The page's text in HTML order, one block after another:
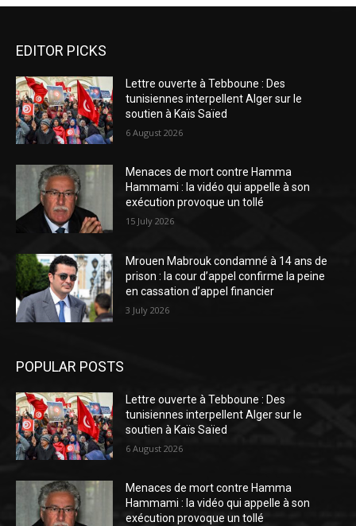
EDITOR PICKS
Lettre ouverte à Tebboune : Des
tunisiennes interpellent Alger sur le
soutien à Kaïs Saïed
6 August 2026
Menaces de mort contre Hamma
Hammami : la vidéo qui appelle à son
exécution provoque un tollé
15 July 2026
Mrouen Mabrouk condamné à 14 ans de
prison : la cour d’appel confirme la peine
en cassation d’appel financier
3 July 2026
POPULAR POSTS
Lettre ouverte à Tebboune : Des
tunisiennes interpellent Alger sur le
soutien à Kaïs Saïed
6 August 2026
Menaces de mort contre Hamma
Hammami : la vidéo qui appelle à son
exécution provoque un tollé